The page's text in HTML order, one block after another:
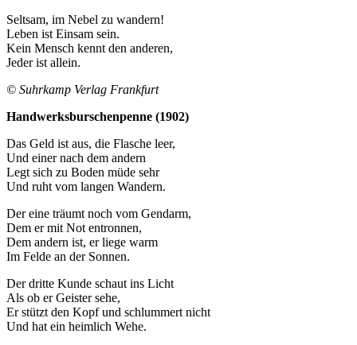
Seltsam, im Nebel zu wandern!
Leben ist Einsam sein.
Kein Mensch kennt den anderen,
Jeder ist allein.
© Suhrkamp Verlag Frankfurt
Handwerksburschenpenne (1902)
Das Geld ist aus, die Flasche leer,
Und einer nach dem andern
Legt sich zu Boden müde sehr
Und ruht vom langen Wandern.
Der eine träumt noch vom Gendarm,
Dem er mit Not entronnen,
Dem andern ist, er liege warm
Im Felde an der Sonnen.
Der dritte Kunde schaut ins Licht
Als ob er Geister sehe,
Er stützt den Kopf und schlummert nicht
Und hat ein heimlich Wehe.